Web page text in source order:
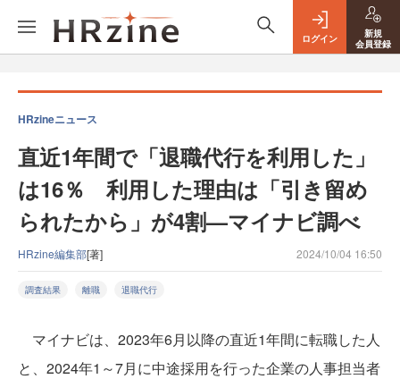
ログイン
新規
会員登録
HRzineニュース
直近1年間で「退職代行を利用した」
は16％ 利用した理由は「引き留め
られたから」が4割—マイナビ調べ
HRzine編集部[著] 2024/10/04 16:50
調査結果 離職 退職代行
マイナビは、2023年6月以降の直近1年間に転職した人
と、2024年1～7月に中途採用を行った企業の人事担当者